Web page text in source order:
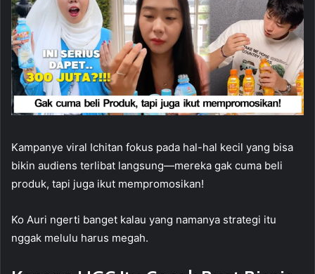
Kampanye viral Ichitan fokus pada hal-hal kecil yang bisa
bikin audiens terlibat langsung—mereka gak cuma beli
produk, tapi juga ikut mempromosikan!
Ko Auri ngerti banget kalau yang namanya strategi itu
nggak melulu harus megah.